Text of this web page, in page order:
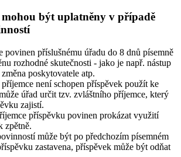
mohou být uplatněny v případě
povinen příslušnému úřadu do 8 dnů písemně
rozhodné skutečnosti - jako je např. nástup
poskytovatele atp.
není schopen příspěvek použít ke
úřad určit tzv. zvláštního příjemce, který
zajistí.
příspěvku povinen prokázat využití
zpětně.
může být po předchozím písemném
zastavena, příspěvek může být odňat